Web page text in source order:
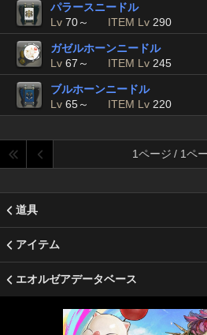
パラースニードル
Lv 70～ ITEM Lv 290
ガゼルホーンニードル
Lv 67～ ITEM Lv 245
ブルホーンニードル
Lv 65～ ITEM Lv 220
1ページ / 1ペ
道具
アイテム
エオルゼアデータベース